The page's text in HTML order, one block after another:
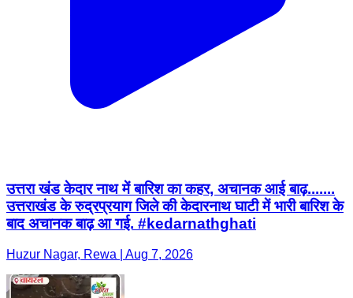
उत्तरा खंड केदार नाथ में बारिश का कहर, अचानक आई बाढ़.......
उत्तराखंड के रुद्रप्रयाग जिले की केदारनाथ घाटी में भारी बारिश के
बाद अचानक बाढ़ आ गई. #kedarnathghati
Huzur Nagar, Rewa | Aug 7, 2026